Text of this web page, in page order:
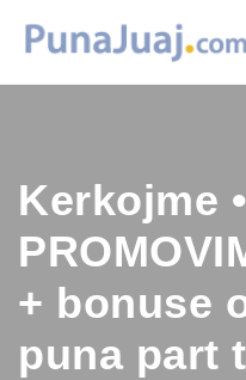
Kerkojme
+ bonuse
puna part